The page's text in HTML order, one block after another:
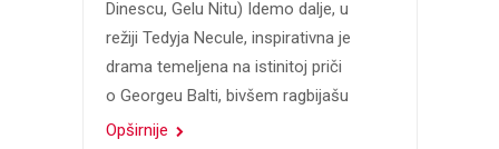
Dinescu, Gelu Nitu) Idemo dalje, u
režiji Tedyja Necule, inspirativna je
drama temeljena na istinitoj priči
o Georgeu Balti, bivšem ragbijašu
Opširnije